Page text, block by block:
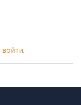
войти.